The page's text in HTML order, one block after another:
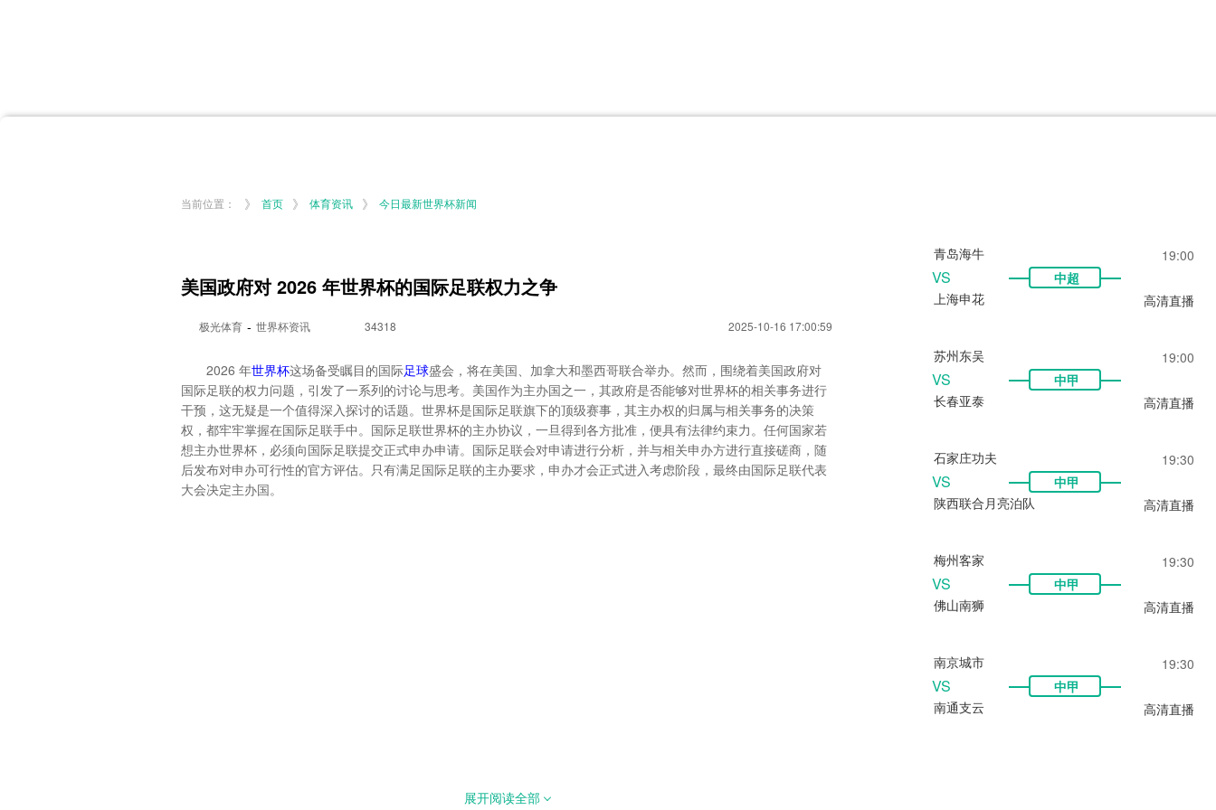
英超
德甲 西甲 法甲 美洲杯 韩K联 NBA 欧联杯 巴西甲
瑞典超
当前位置： 》 首页 》 体育资讯 》 今日最新世界杯新闻
美国政府对 2026 年世界杯的国际足联权力之争
极光体育 - 世界杯资讯 34318 2025-10-16 17:00:59
2026 年世界杯这场备受瞩目的国际足球盛会，将在美国、加拿大和墨西哥联合举办。然而，围绕着美国政府对
国际足联的权力问题，引发了一系列的讨论与思考。美国作为主办国之一，其政府是否能够对世界杯的相关事务进行
干预，这无疑是一个值得深入探讨的话题。世界杯是国际足联旗下的顶级赛事，其主办权的归属与相关事务的决策
权，都牢牢掌握在国际足联手中。国际足联世界杯的主办协议，一旦得到各方批准，便具有法律约束力。任何国家若
想主办世界杯，必须向国际足联提交正式申办申请。国际足联会对申请进行分析，并与相关申办方进行直接磋商，随
后发布对申办可行性的官方评估。只有满足国际足联的主办要求，申办才会正式进入考虑阶段，最终由国际足联代表
大会决定主办国。
展开阅读全部
青岛海牛 19:00
VS
中超
上海申花
高清直播
苏州东吴 19:00
VS
中甲
长春亚泰
高清直播
石家庄功夫 19:30
VS
中甲
陕西联合月亮泊队
高清直播
梅州客家 19:30
VS
中甲
佛山南狮
高清直播
南京城市 19:30
VS
中甲
南通支云
高清直播